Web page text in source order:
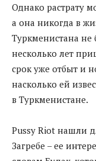
Однако растрату
а она никогда в
Туркменистана не
несколько лет
срок уже отбыт и
насколько ей
в Туркменистане.
Pussy Riot нашли
Загребе – ее